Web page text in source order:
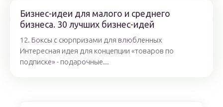
Бизнес-идеи для малого и среднего
бизнеса. 30 лучших бизнес-идей
12. Боксы с сюрпризами для влюбленных
Интересная идея для концепции «товаров по
подписке» - подарочные...